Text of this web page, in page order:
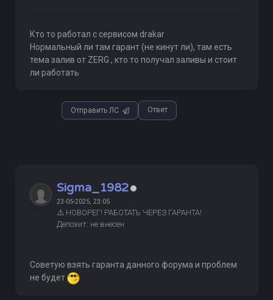
Кто то работал с сервисом drakar
Нормальный ли там гарант (не кинут ли), там есть
тема залив от ZERG , кто то получал заливы и стоит
ли работать
Отправить ЛС Ответ
Sigma_1982
23-05-2025, 23:05
⚠️ НОВОРЕГ! РАБОТАТЬ ЧЕРЕЗ ГАРАНТА!
Депозит: не внесен
Советую взять гаранта данного форума и проблем
не будет